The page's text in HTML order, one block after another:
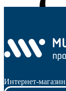
Подпятники
Интернет-